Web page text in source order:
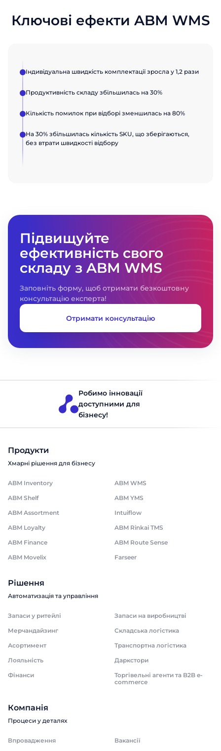
Відправити
Ключові ефекти ABM WMS
Індивідуальна швидкість комплектації зросла у 1,2 рази
Продуктивність складу збільшилась на 30%
Кількість помилок при відборі зменшилась на 80%
На 30% збільшилась кількість SKU, що зберігаються,
без втрати швидкості відбору
Підвищуйте
ефективність свого
складу з ABM WMS
Заповніть форму, щоб отримати безкоштовну
консультацію експерта!
Отримати консультацію
Відправити
Робимо інновації
доступними для
бізнесу!
Продукти
Хмарні рішення для бізнесу
ABM Inventory
ABM WMS
ABM Shelf
ABM YMS
ABM Assortment
Intuiflow
ABM Loyalty
ABM Rinkai TMS
ABM Finance
ABM Route Sense
ABM Movelix
Farseer
Рішення
Автоматизація та управління
Запаси у ритейлі
Запаси на виробництві
Мерчандайзинг
Складська логістика
Асортимент
Транспортна логістика
Лояльність
Даркстори
Фінанси
Торгівельні агенти та B2B e-
commerce
Компанія
Процеси у деталях
Впровадження
Вакансії
Відправити